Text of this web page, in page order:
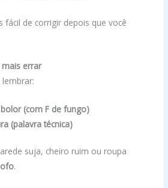
fácil de corrigir depois que você
mais errar
(com F de fungo)
(palavra técnica)
suja, cheiro ruim ou roupa
.